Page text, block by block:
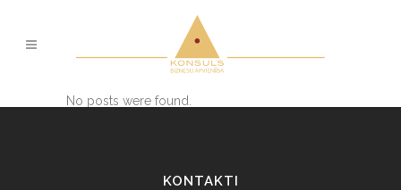
No posts were found.
KONTAKTI